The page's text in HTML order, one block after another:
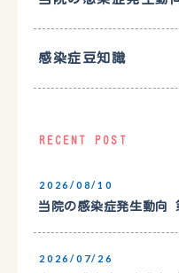
感染症豆知識
RECENT POST
2026/08/10
当院の感染症発生動向
2026/07/26